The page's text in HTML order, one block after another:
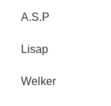
A.S.P
Lisap
Welker